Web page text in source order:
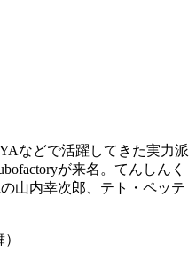
などで活躍してきた実力派
が来名。てんしんく
山内幸次郎、テト・ペッテ